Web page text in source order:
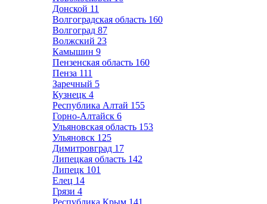
Донской 11
Волгоградская область 160
Волгоград 87
Волжский 23
Камышин 9
Пензенская область 160
Пенза 111
Заречный 5
Кузнецк 4
Республика Алтай 155
Горно-Алтайск 6
Ульяновская область 153
Ульяновск 125
Димитровград 17
Липецкая область 142
Липецк 101
Елец 14
Грязи 4
Республика Крым 141